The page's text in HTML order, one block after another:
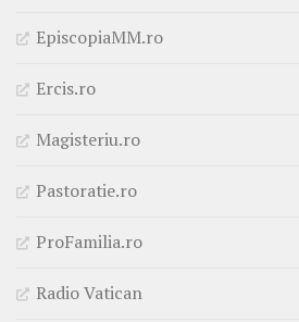
EpiscopiaMM.ro
Ercis.ro
Magisteriu.ro
Pastoratie.ro
ProFamilia.ro
Radio Vatican